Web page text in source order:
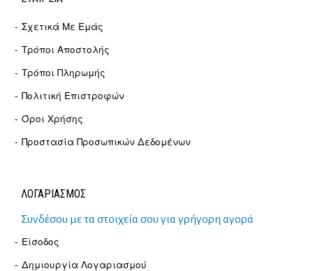
Σχετικά Με Εμάς
Τρόποι Αποστολής
Τρόποι Πληρωμής
Πολιτική Επιστροφών
Όροι Χρήσης
Προστασία Προσωπικών Δεδομένων
ΛΟΓΑΡΙΑΣΜΟΣ
Συνδέσου με τα στοιχεία σου για γρήγορη αγορά
Είσοδος
Δημιουργία Λογαριασμού